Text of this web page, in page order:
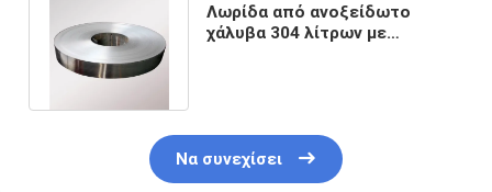
Λωρίδα από ανοξείδωτο
χάλυβα 304 λίτρων με
Να συνεχίσει